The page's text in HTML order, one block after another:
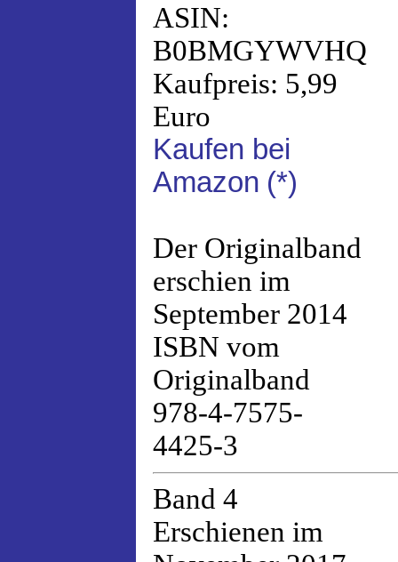
ASIN:
B0BMGYWVHQ
Kaufpreis: 5,99
Euro
Kaufen bei
Amazon (*)
Der Originalband
erschien im
September 2014
ISBN vom
Originalband
978-4-7575-
4425-3
Band 4
Erschienen im